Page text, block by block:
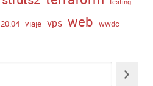
testing
viaje vps web wwdc